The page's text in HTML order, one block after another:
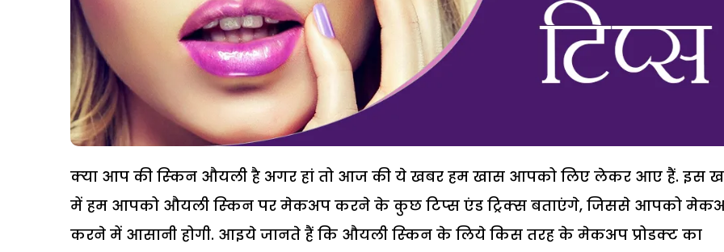
क्‍या आप की स्‍किन औयली है अगर हां तो आज की ये खबर हम खास आपको लिए लेकर आए हैं. इस
में हम आपको औयली स्‍किन पर मेकअप करने के कुछ टिप्‍स एंड ट्रिक्‍स बताएंगे, जिससे आपको
करने में आसानी होगी. आइये जानते हैं कि औयली स्‍किन के लिये किस तरह के मेकअप प्रोडक्‍ट का